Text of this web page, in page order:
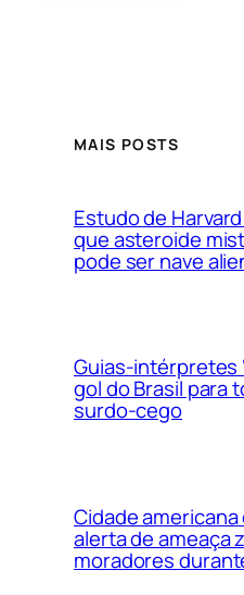
MAIS POSTS
Estudo de
que asteroide
pode ser nave
Guias-intérpretes
gol do Brasil para
surdo-cego
Cidade americana
alerta de ameaça
moradores